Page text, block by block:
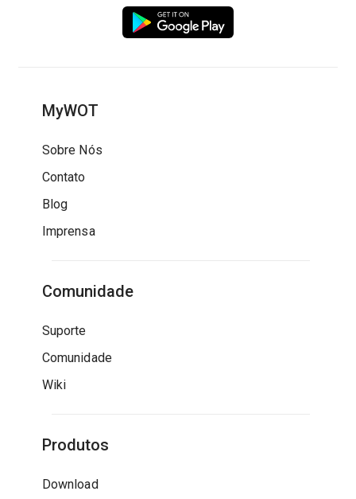
MyWOT
Sobre Nós
Contato
Blog
Imprensa
Comunidade
Suporte
Comunidade
Wiki
Produtos
Download